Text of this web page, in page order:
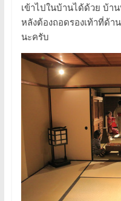
เข้าไปในบ้านได้ด้วย บ้า
หลังต้องถอดรองเท้าที่ด้า
นะครับ